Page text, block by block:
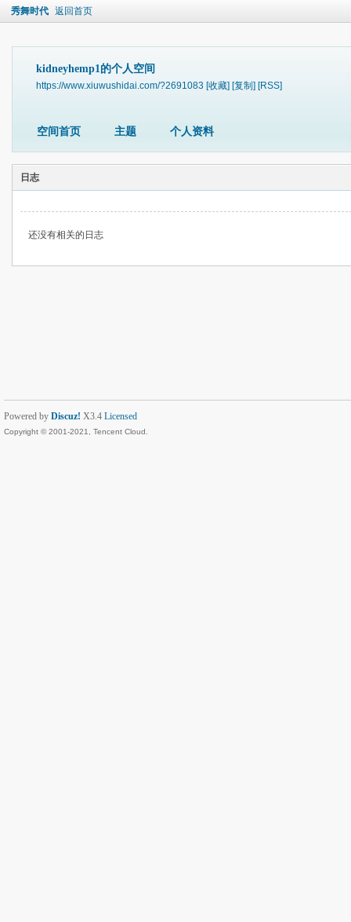
秀舞时代 返回首页
kidneyhemp1的个人空间
https://www.xiuwushidai.com/?2691083 [收藏] [复制] [RSS]
空间首页 主题 个人资料
日志
还没有相关的日志
Powered by Discuz! X3.4 Licensed
Copyright © 2001-2021, Tencent Cloud.